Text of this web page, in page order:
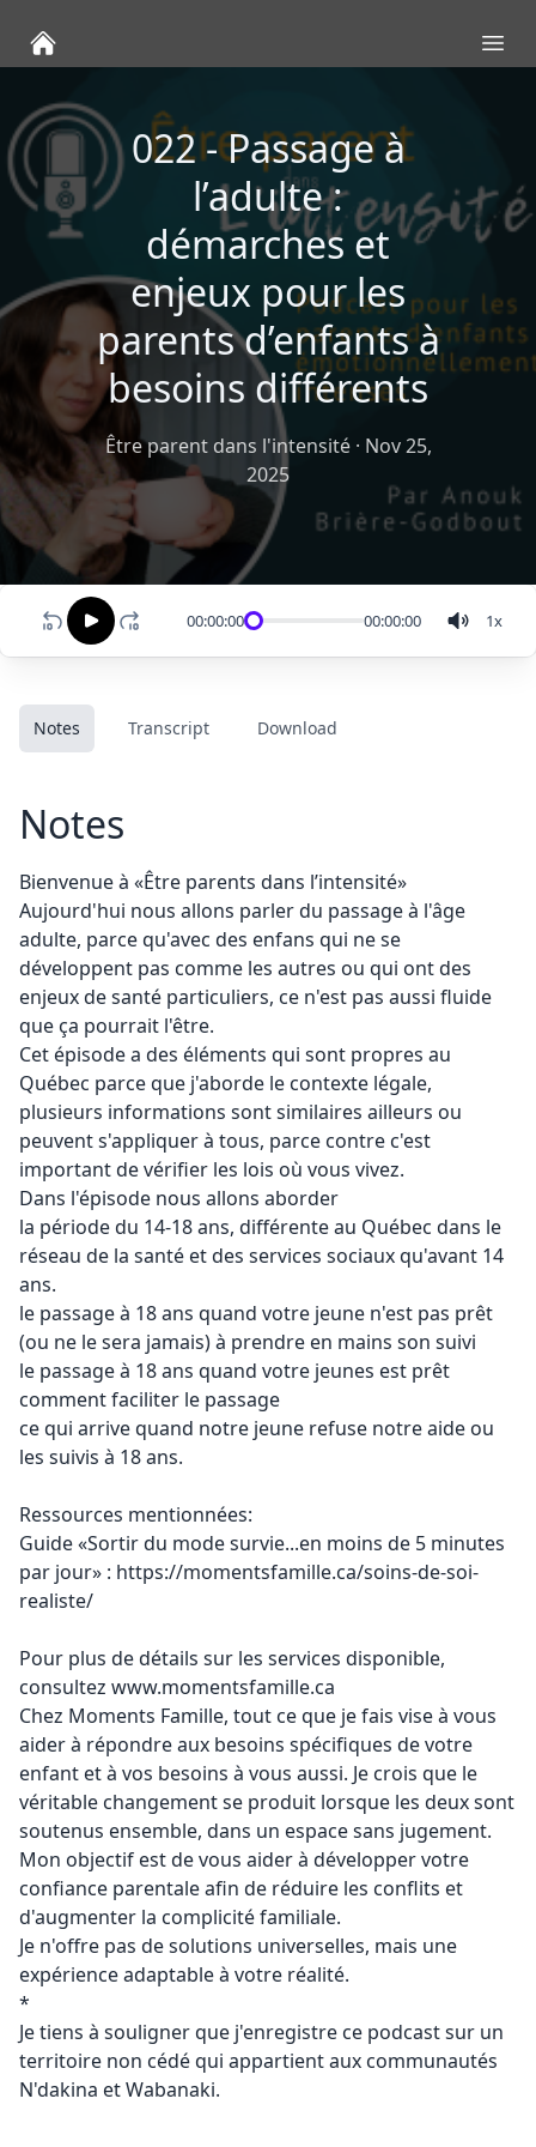
022 - Passage à
l’adulte :
démarches et
enjeux pour les
parents d’enfants à
besoins différents
Être parent dans l'intensité· Nov 25,
2025
00:00:00 00:00:00 1x
Notes Transcript Download
Notes
Bienvenue à «Être parents dans l’intensité»
Aujourd'hui nous allons parler du passage à l'âge
adulte, parce qu'avec des enfans qui ne se
développent pas comme les autres ou qui ont des
enjeux de santé particuliers, ce n'est pas aussi fluide
que ça pourrait l'être.
Cet épisode a des éléments qui sont propres au
Québec parce que j'aborde le contexte légale,
plusieurs informations sont similaires ailleurs ou
peuvent s'appliquer à tous, parce contre c'est
important de vérifier les lois où vous vivez.
Dans l'épisode nous allons aborder
la période du 14-18 ans, différente au Québec dans le
réseau de la santé et des services sociaux qu'avant 14
ans.
le passage à 18 ans quand votre jeune n'est pas prêt
(ou ne le sera jamais) à prendre en mains son suivi
le passage à 18 ans quand votre jeunes est prêt
comment faciliter le passage
ce qui arrive quand notre jeune refuse notre aide ou
les suivis à 18 ans.
Ressources mentionnées:
Guide «Sortir du mode survie...en moins de 5 minutes
par jour» : https://momentsfamille.ca/soins-de-soi-
realiste/
Pour plus de détails sur les services disponible,
consultez www.momentsfamille.ca
Chez Moments Famille, tout ce que je fais vise à vous
aider à répondre aux besoins spécifiques de votre
enfant et à vos besoins à vous aussi. Je crois que le
véritable changement se produit lorsque les deux sont
soutenus ensemble, dans un espace sans jugement.
Mon objectif est de vous aider à développer votre
confiance parentale afin de réduire les conflits et
d'augmenter la complicité familiale.
Je n'offre pas de solutions universelles, mais une
expérience adaptable à votre réalité.
*
Je tiens à souligner que j'enregistre ce podcast sur un
territoire non cédé qui appartient aux communautés
N'dakina et Wabanaki.